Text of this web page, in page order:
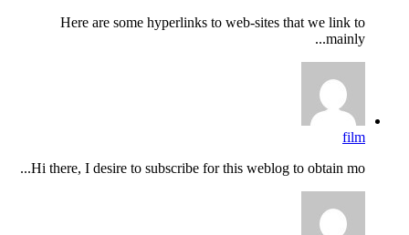
Here are some hyperlinks to web-sites that we link to
mainly...
film
Hi there, I desire to subscribe for this weblog to obtain mo...